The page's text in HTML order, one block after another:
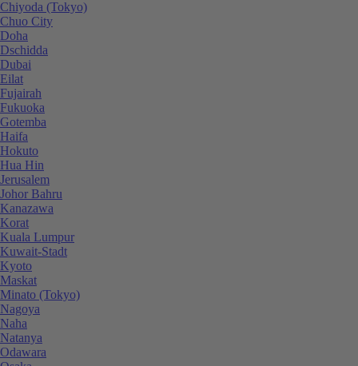
Chiyoda (Tokyo)
Chuo City
Doha
Dschidda
Dubai
Eilat
Fujairah
Fukuoka
Gotemba
Haifa
Hokuto
Hua Hin
Jerusalem
Johor Bahru
Kanazawa
Korat
Kuala Lumpur
Kuwait-Stadt
Kyoto
Maskat
Minato (Tokyo)
Nagoya
Naha
Natanya
Odawara